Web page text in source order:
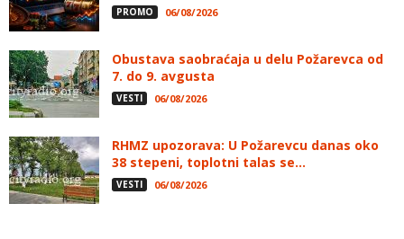
PROMO 06/08/2026
Obustava saobraćaja u delu Požarevca od
7. do 9. avgusta
VESTI 06/08/2026
RHMZ upozorava: U Požarevcu danas oko
38 stepeni, toplotni talas se...
VESTI 06/08/2026